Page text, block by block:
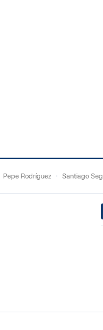
Pepe Rodríguez Santiago